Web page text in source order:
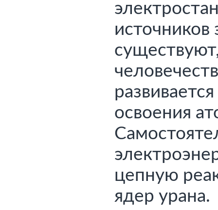
источников
освоения
цепную
ядер урана.